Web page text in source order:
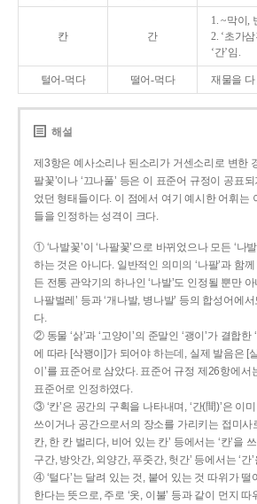
칸 간
1. ~막이,
2. ‘초가
‘간’임.
털어-먹다 떨어-먹다 재물을 다
해설
제3항은 예사소리나 된소리가 거센소리로 변한
팔꽃’이나 ‘끄나풀’ 등은 이 표준어 규정이 공표
었던 형태들이다. 이 점에서 여기 예시한 어휘는
들을 인정하는 성격이 크다.
① ‘나발꽃’이 ‘나팔꽃’으로 바뀌었으나 모든 ‘나
하는 것은 아니다. 일반적인 의미의 ‘나팔’과 함
든 전통 관악기의 하나인 ‘나발’도 인정될 뿐만
나팔벌레’ 등과 ‘개나발, 병나발’ 등의 합성어에
다.
② 동물 ‘삵’과 ‘고양이’의 준말인 ‘괭이’가 결합한
에 따라 [삭꽹이]가 되어야 하는데, 실제 발음은 [
이’를 표준어로 삼았다. 표준어 규정 제26항에서
표준어로 인정하였다.
③ ‘칸’은 공간의 구획을 나타내며, ‘간(間)’은 이
쓰이거나 공간으로서의 장소를 가리키는 접미사
칸, 한 칸 벌리다, 비어 있는 칸’ 등에서는 ‘칸’을
구간, 방앗간, 외양간, 푸줏간, 헛간’ 등에서는 ‘간
④ ‘털다’는 달려 있는 것, 붙어 있는 것 따위가
한다는 뜻으로, 주로 ‘옷, 이불’ 등과 같이 먼지